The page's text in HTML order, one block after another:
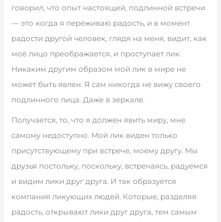
говорил, что опыт настоящей, подлинной встречи
— это когда я переживаю радость, и в момент
радости другой человек, глядя на меня, видит, как
моё лицо преображается, и проступает лик.
Никаким другим образом мой лик в мире не
может быть явлен. Я сам никогда не вижу своего
подлинного лица. Даже в зеркале.
Получается, то, что я должен явить миру, мне
самому недоступно. Мой лик виден только
присутствующему при встрече, моему другу. Мы
друзья постольку, поскольку, встречаясь, радуемся
и видим лики друг друга. И так образуется
компания ликующих людей. Которые, разделяя
радость, открывают лики друг друга, тем самым